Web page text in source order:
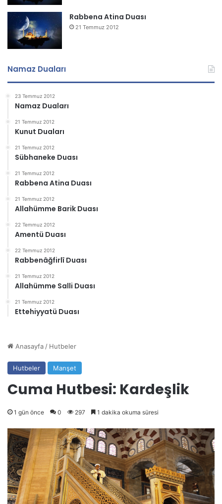
Rabbena Atina Duası
21 Temmuz 2012
Namaz Duaları
23 Temmuz 2012
Namaz Duaları
21 Temmuz 2012
Kunut Duaları
21 Temmuz 2012
Sübhaneke Duası
21 Temmuz 2012
Rabbena Atina Duası
21 Temmuz 2012
Allahümme Barik Duası
22 Temmuz 2012
Amentü Duası
22 Temmuz 2012
Rabbenâğfirlî Duası
21 Temmuz 2012
Allahümme Salli Duası
21 Temmuz 2012
Ettehiyyatü Duası